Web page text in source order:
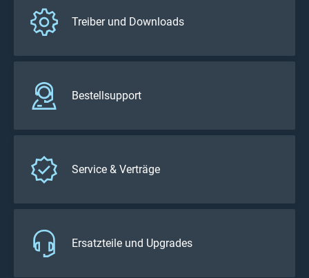
Treiber und Downloads
Bestellsupport
Service & Verträge
Ersatzteile und Upgrades